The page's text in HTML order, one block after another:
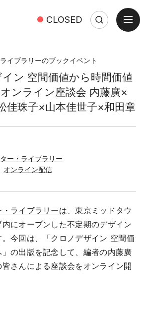
CLOSED SearchSearch:
Close
open
イブラリーのブックイベント
イン 空間価値から時間価値
ンライン座談会 内藤廣×
佳珠子×山本佳世子×和田章
ー・ライブラリー
オンライン配信
ライブラリーは、東京ミッドタウ
にオープンした不定期のデザイン
今回は、「クロノデザイン 空間価
の出版を記念して、編者の内藤廣
さんによる座談会をオンライン開